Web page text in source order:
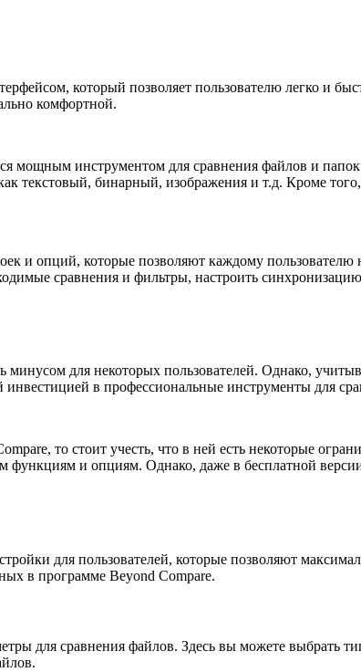
который позволяет пользователю легко и
комфортной.
мощным инструментом для сравнения файлов и
текстовый, бинарный, изображения и т.д. Кроме
и опций, которые позволяют каждому
сравнения и фильтры, настроить
для некоторых пользователей. Однако,
в профессиональные инструменты для
то стоит учесть, что в ней есть некоторые
и опциям. Однако, даже в бесплатной
для пользователей, которые позволяют
в программе Beyond Compare.
для сравнения файлов. Здесь вы можете выбрать